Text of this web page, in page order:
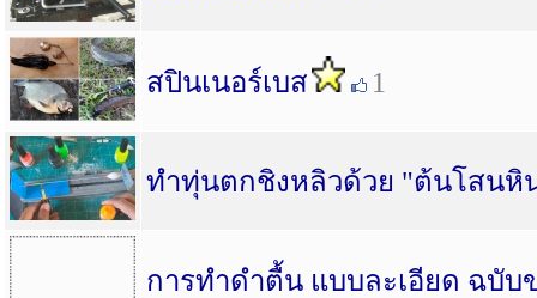
สปินเนอร์เบส 1
ทำทุ่นตกชิงหลิวด้วย "ต้นโสนหิน
การทำดำตื้น แบบละเอียด ฉบับ